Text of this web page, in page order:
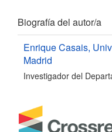
Detalles
del
artículo
Biografía del autor/a
Enrique Casais,
Madrid
Investigador del